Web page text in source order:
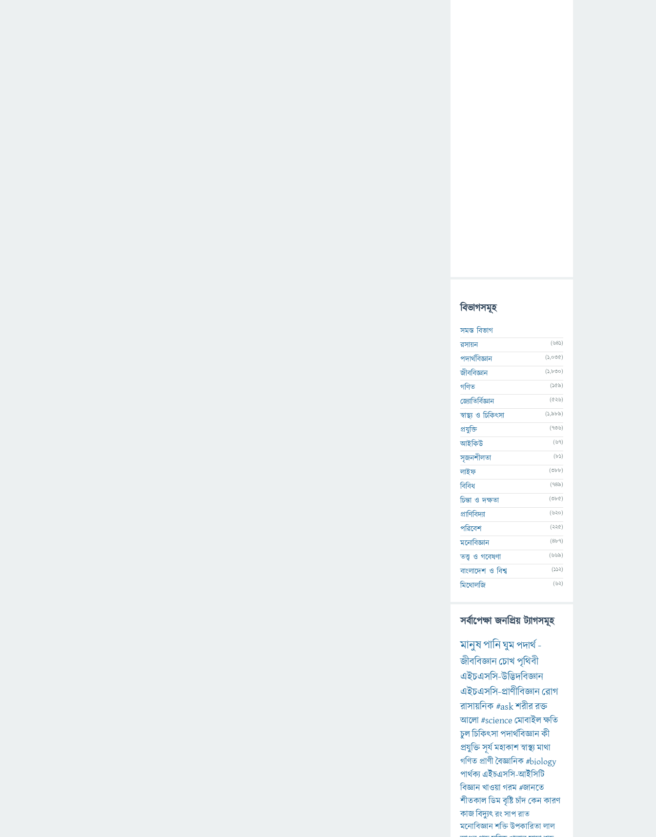
বিভাগসমূহ
সমস্ত বিভাগ
রসায়ন
(641)
পদার্থবিজ্ঞান (1,035)
জীববিজ্ঞান (1,830)
গণিত (159)
জ্যোতির্বিজ্ঞান (526)
স্বাস্থ্য ও চিকিৎসা (1,989)
প্রযুক্তি (736)
আইকিউ (67)
সৃজনশীলতা (81)
লাইফ (388)
বিবিধ (749)
চিন্তা ও দক্ষতা (385)
প্রাণিবিদ্যা (620)
পরিবেশ (225)
মনোবিজ্ঞান (487)
তত্ত্ব ও গবেষণা (669)
বাংলাদেশ ও বিশ্ব (112)
মিথোলজি (62)
সর্বাপেক্ষা জনপ্রিয় ট্যাগসমূহ
মানুষপানিঘুমপদার্থ-
জীববিজ্ঞানচোখপৃথিবী
এইচএসসি-উদ্ভিদবিজ্ঞান
এইচএসসি-প্রাণীবিজ্ঞানরোগ
রাসায়নিক#askশরীররক্ত
আলো#scienceমোবাইলক্ষতি
চুলচিকিৎসাপদার্থবিজ্ঞানকী
প্রযুক্তিসূর্যমহাকাশস্বাস্থ্যমাথা
গণিত প্রাণীবৈজ্ঞানিক#biology
পার্থক্য এইচএসসি-আইসিটি
বিজ্ঞানখাওয়াগরম#জানতে
শীতকালডিমবৃষ্টিচাঁদকেনকারণ
কাজবিদ্যুৎরংসাপরাত
মনোবিজ্ঞানশক্তিউপকারিতালাল